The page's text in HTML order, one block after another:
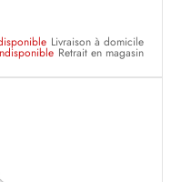
Livraison à domicile
Retrait en magasin